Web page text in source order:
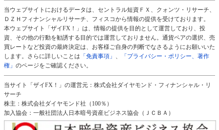
当ウェブサイトにおけるデータは、セントラル短資ＦＸ、クォンツ・リサーチ、
ＤＺＨフィナンシャルリサーチ、フィスコから情報の提供を受けております。
本ウェブサイト「ザイFX！」は、情報の提供を目的として運営しており、投
資、その他の行動を勧誘する目的では運営しておりません。通貨ペアの選択、売
買レートなど投資の最終決定は、お客様ご自身の判断でなさるようにお願いいた
します。さらに詳しいことは 「免責事項」
「プライバシー・ポリシー、著作
権」 のページをご確認ください。
当サイト「ザイFX！」の運営元：株式会社ダイヤモンド・フィナンシャル・リ
サーチ
株主：株式会社ダイヤモンド社（100％）
加入協会：一般社団法人日本暗号資産ビジネス協会（ＪＣＢＡ）